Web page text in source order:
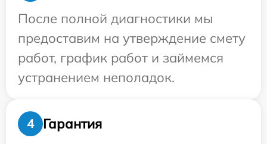
После полной диагностики мы
предоставим на утверждение смету
работ, график работ и займемся
устранением неполадок.
4
Гарантия